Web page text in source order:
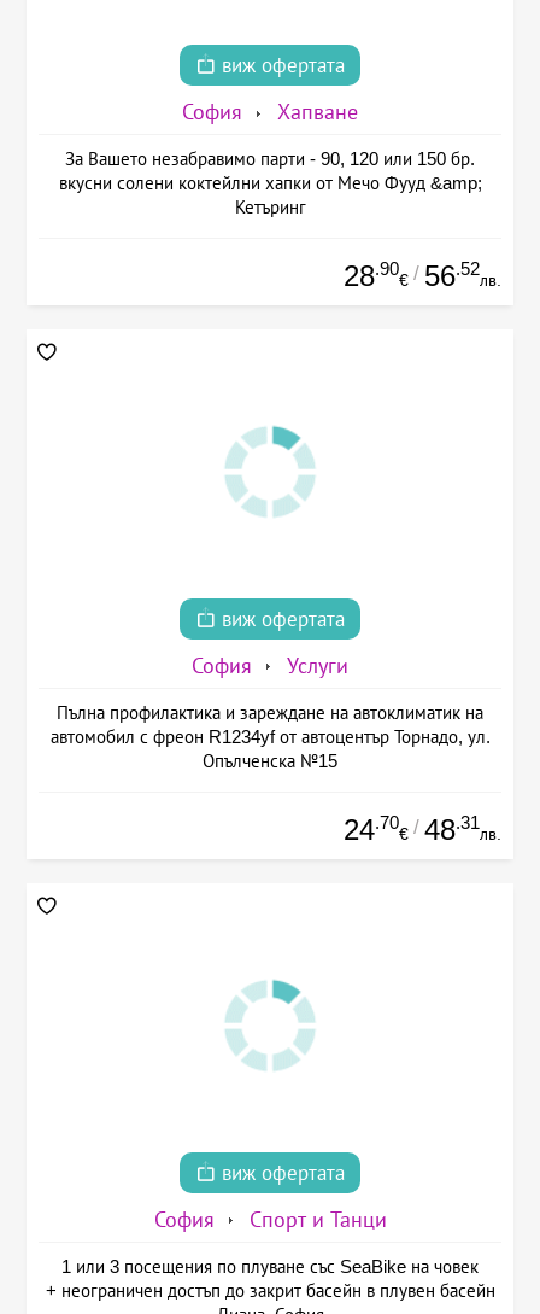
виж офертата
София Хапване
За Вашето незабравимо парти - 90, 120 или 150 бр.
вкусни солени коктейлни хапки от Мечо Фууд &amp;
Кетъринг
28.90
€ / 56.52
лв.
виж офертата
София Услуги
Пълна профилактика и зареждане на автоклиматик на
автомобил с фреон R1234yf от автоцентър Торнадо, ул.
Опълченска №15
24.70
€ / 48.31
лв.
виж офертата
София Спорт и Танци
1 или 3 посещения по плуване със SeaBike на човек
+ неограничен достъп до закрит басейн в плувен басейн